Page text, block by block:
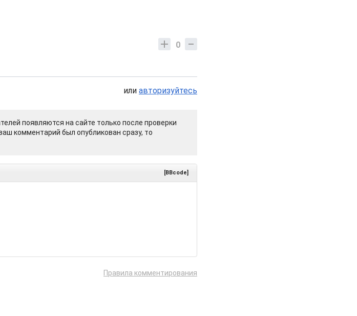
0
или авторизуйтесь
появляются на сайте только после проверки
комментарий был опубликован сразу, то
[BBcode]
Правила комментирования